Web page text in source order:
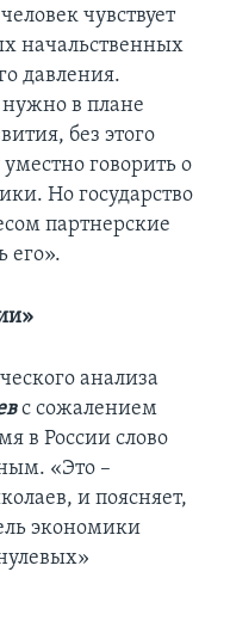
чувствует
начальственных
давления.
нужно в плане
без этого
говорить о
Но государство
партнерские
его».
анализа
с сожалением
в России слово
«Это –
и поясняет,
экономики